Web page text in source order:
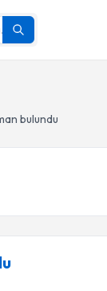
bulundu